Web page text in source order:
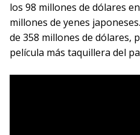
los 98 millones de dólares
millones de yenes
de 358 millones de dólares,
película más taquillera del